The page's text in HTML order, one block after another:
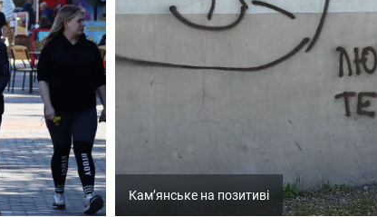
Кам’янське на позитиві